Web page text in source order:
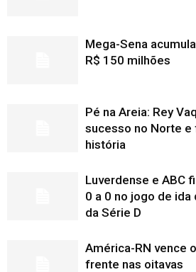
Mega-Sena
R$ 150 milhões
Pé na Areia: Rey
sucesso no Norte e
história
Luverdense e ABC
0 a 0 no jogo de
da Série D
América-RN vence
frente nas oitavas